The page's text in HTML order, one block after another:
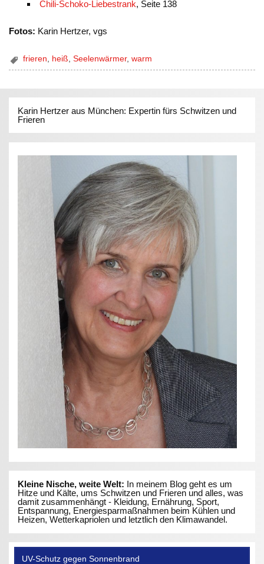
Chili-Schoko-Liebestrank, Seite 138
Fotos: Karin Hertzer, vgs
frieren, heiß,Seelenwärmer,warm
Karin Hertzer aus München: Expertin fürs Schwitzen und
Frieren
Kleine Nische, weite Welt: In meinem Blog geht es um
Hitze und Kälte, ums Schwitzen und Frieren und alles, was
damit zusammenhängt - Kleidung, Ernährung, Sport,
Entspannung, Energiesparmaßnahmen beim Kühlen und
Heizen, Wetterkapriolen und letztlich den Klimawandel.
UV-Schutz gegen Sonnenbrand